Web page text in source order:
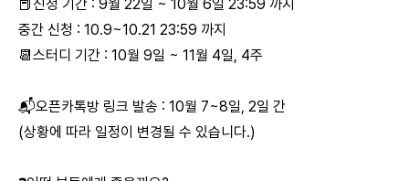
📕신청 기간 : 9월 22일 ~ 10월 6일 23:59 까지
중간 신청 : 10.9~10.21 23:59 까지
📆스터디 기간 : 10월 9일 ~ 11월 4일, 4주
📬오픈카톡방 링크 발송 : 10월 7~8일, 2일 간
(상황에 따라 일정이 변경될 수 있습니다.)